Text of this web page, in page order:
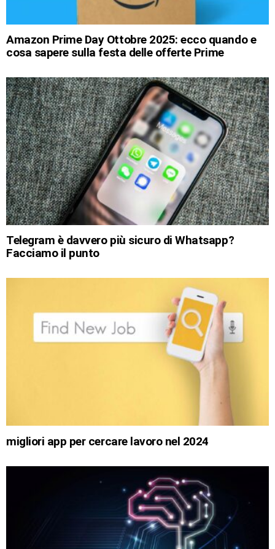
Amazon Prime Day Ottobre 2025: ecco quando e
cosa sapere sulla festa delle offerte Prime
Telegram è davvero più sicuro di Whatsapp?
Facciamo il punto
migliori app per cercare lavoro nel 2024